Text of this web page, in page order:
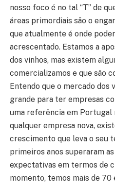
nosso foco é no tal “T” de
áreas primordiais são o
que atualmente é onde
acrescentado. Estamos a
dos vinhos, mas existem
comercializamos e que são
Entendo que o mercado
grande para ter empresas
uma referência em Portugal
qualquer empresa nova,
crescimento que leva o seu
primeiros anos superaram
expectativas em termos de
momento, temos mais de 70